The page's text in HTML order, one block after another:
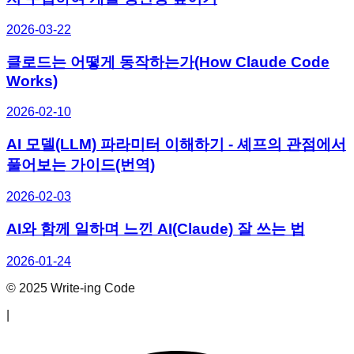
2026-03-22
클로드는 어떻게 동작하는가(How Claude Code
Works)
2026-02-10
AI 모델(LLM) 파라미터 이해하기 - 셰프의 관점에서
풀어보는 가이드(번역)
2026-02-03
AI와 함께 일하며 느낀 AI(Claude) 잘 쓰는 법
2026-01-24
© 2025 Write-ing Code